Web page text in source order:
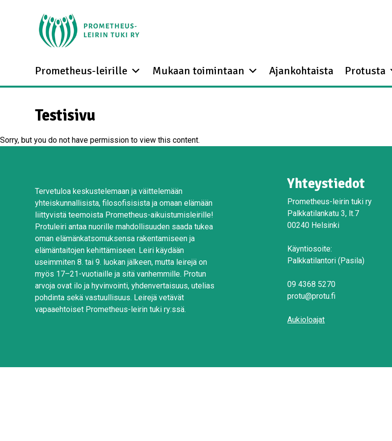
Prometheus-leirille Mukaan toimintaan Ajankohtaista Protusta
Testisivu
Sorry, but you do not have permission to view this content.
Tervetuloa keskustelemaan ja väittelemään
yhteiskunnallisista, filosofisisista ja omaan elämään
liittyvistä teemoista Prometheus-aikuistumisleirille!
Protuleiri antaa nuorille mahdollisuuden saada tukea
oman elämänkatsomuksensa rakentamiseen ja
elämäntaitojen kehittämiseen. Leiri käydään
useimmiten 8. tai 9. luokan jälkeen, mutta leirejä on
myös 17–21-vuotiaille ja sitä vanhemmille. Protun
arvoja ovat ilo ja hyvinvointi, yhdenvertaisuus, utelias
pohdinta sekä vastuullisuus. Leirejä vetävät
vapaaehtoiset Prometheus-leirin tuki ry:ssä.
Yhteystiedot
Prometheus-leirin tuki ry
Palkkatilankatu 3, lt.7
00240 Helsinki
Käyntiosoite:
Palkkatilantori (Pasila)
09 4368 5270
protu@protu.fi
Aukioloajat